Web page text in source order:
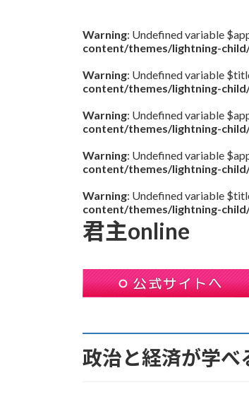
Warning: Undefined variable
content/themes/lightning-
Warning: Undefined variable
content/themes/lightning-
Warning: Undefined variable
content/themes/lightning-
Warning: Undefined variable
content/themes/lightning-
Warning: Undefined variable
content/themes/lightning-
君主online
政治と経済が学べ